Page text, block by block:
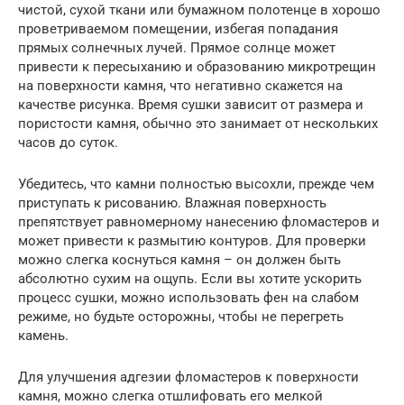
чистой, сухой ткани или бумажном полотенце в хорошо
проветриваемом помещении, избегая попадания
прямых солнечных лучей. Прямое солнце может
привести к пересыханию и образованию микротрещин
на поверхности камня, что негативно скажется на
качестве рисунка. Время сушки зависит от размера и
пористости камня, обычно это занимает от нескольких
часов до суток.
Убедитесь, что камни полностью высохли, прежде чем
приступать к рисованию. Влажная поверхность
препятствует равномерному нанесению фломастеров и
может привести к размытию контуров. Для проверки
можно слегка коснуться камня – он должен быть
абсолютно сухим на ощупь. Если вы хотите ускорить
процесс сушки, можно использовать фен на слабом
режиме, но будьте осторожны, чтобы не перегреть
камень.
Для улучшения адгезии фломастеров к поверхности
камня, можно слегка отшлифовать его мелкой